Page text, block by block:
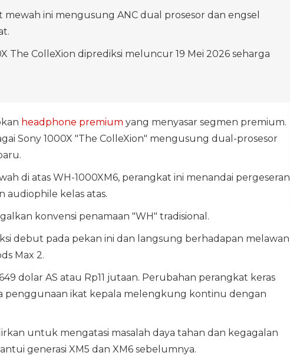
mewah ini mengusung ANC dual prosesor dan engsel
The ColleXion diprediksi meluncur 19 Mei 2026 seharga
headphone premium yang menyasar segmen premium.
Sony 1000X "The ColleXion" mengusung dual-prosesor
di atas WH-1000XM6, perangkat ini menandai pergeseran
audiophile kelas atas.
konvensi penamaan "WH" tradisional.
debut pada pekan ini dan langsung berhadapan melawan
Max 2.
dolar AS atau Rp11 jutaan. Perubahan perangkat keras
penggunaan ikat kepala melengkung kontinu dengan
untuk mengatasi masalah daya tahan dan kegagalan
generasi XM5 dan XM6 sebelumnya.